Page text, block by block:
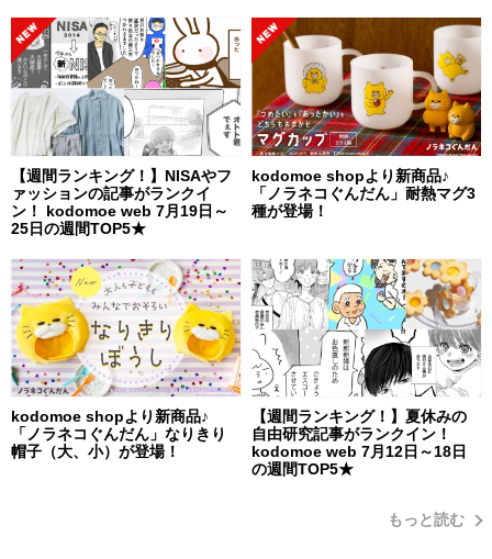
【週間ランキング！】NISAやフ
ァッションの記事がランクイ
ン！ kodomoe web 7月19日～
25日の週間TOP5★
kodomoe shopより新商品♪
「ノラネコぐんだん」耐熱マグ3
種が登場！
kodomoe shopより新商品♪
「ノラネコぐんだん」なりきり
帽子（大、小）が登場！
【週間ランキング！】夏休みの
自由研究記事がランクイン！
kodomoe web 7月12日～18日
の週間TOP5★
もっと読む